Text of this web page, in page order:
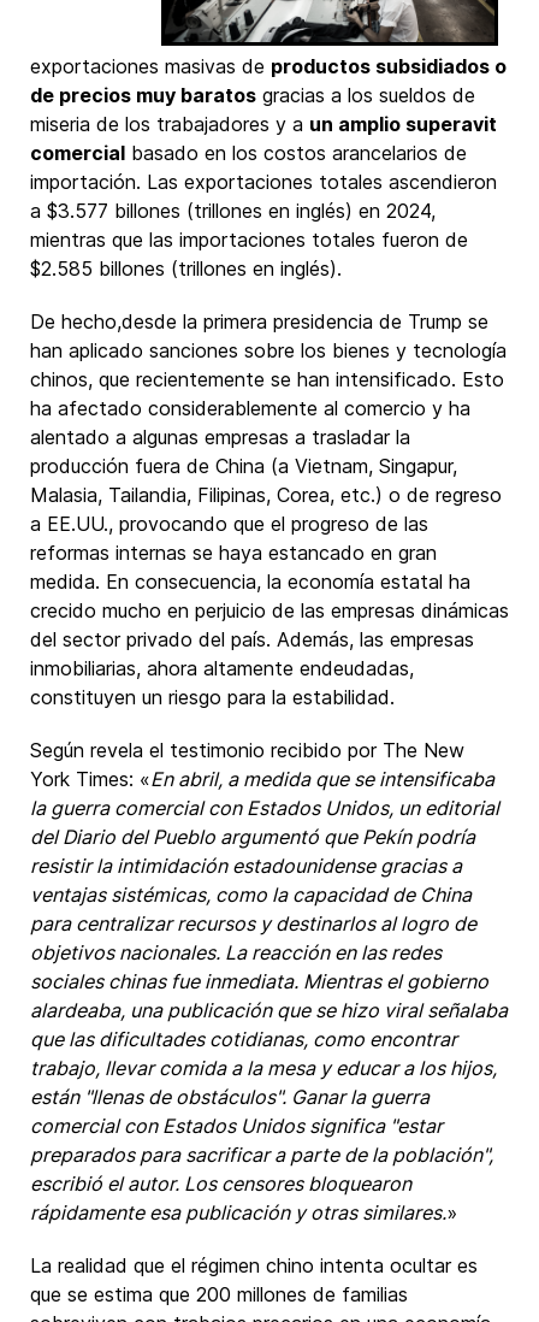
exportaciones masivas de productos subsidiados o
de precios muy baratos gracias a los sueldos de
miseria de los trabajadores y a un amplio superavit
comercial basado en los costos arancelarios de
importación. Las exportaciones totales ascendieron
a $3.577 billones (trillones en inglés) en 2024,
mientras que las importaciones totales fueron de
$2.585 billones (trillones en inglés).
De hecho,desde la primera presidencia de Trump se
han aplicado sanciones sobre los bienes y tecnología
chinos, que recientemente se han intensificado. Esto
ha afectado considerablemente al comercio y ha
alentado a algunas empresas a trasladar la
producción fuera de China (a Vietnam, Singapur,
Malasia, Tailandia, Filipinas, Corea, etc.) o de regreso
a EE.UU., provocando que el progreso de las
reformas internas se haya estancado en gran
medida. En consecuencia, la economía estatal ha
crecido mucho en perjuicio de las empresas dinámicas
del sector privado del país. Además, las empresas
inmobiliarias, ahora altamente endeudadas,
constituyen un riesgo para la estabilidad.
Según revela el testimonio recibido por The New
York Times: «En abril, a medida que se intensificaba
la guerra comercial con Estados Unidos, un editorial
del Diario del Pueblo argumentó que Pekín podría
resistir la intimidación estadounidense gracias a
ventajas sistémicas, como la capacidad de China
para centralizar recursos y destinarlos al logro de
objetivos nacionales. La reacción en las redes
sociales chinas fue inmediata. Mientras el gobierno
alardeaba, una publicación que se hizo viral señalaba
que las dificultades cotidianas, como encontrar
trabajo, llevar comida a la mesa y educar a los hijos,
están "llenas de obstáculos". Ganar la guerra
comercial con Estados Unidos significa "estar
preparados para sacrificar a parte de la población",
escribió el autor. Los censores bloquearon
rápidamente esa publicación y otras similares.»
La realidad que el régimen chino intenta ocultar es
que se estima que 200 millones de familias